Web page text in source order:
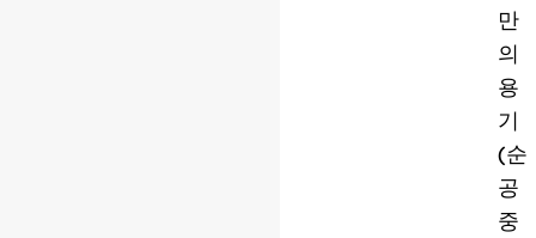
만
의
용
기
(순
공
중